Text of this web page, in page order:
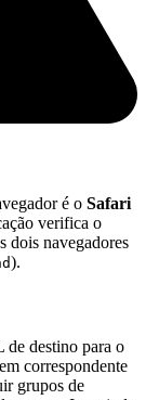
é o Safari
verifica o
dois navegadores
).
de destino para o
correspondente
grupos de